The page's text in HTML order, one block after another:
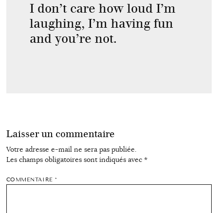
I don’t care how loud I’m
laughing, I’m having fun
and you’re not.
Laisser un commentaire
Votre adresse e-mail ne sera pas publiée.
Les champs obligatoires sont indiqués avec *
COMMENTAIRE*